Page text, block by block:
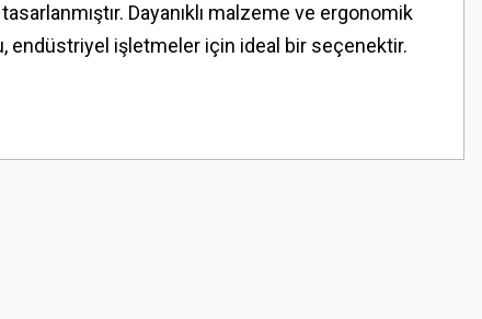
Dayanıklı malzeme ve ergonomik
endüstriyel işletmeler için ideal bir seçenektir.